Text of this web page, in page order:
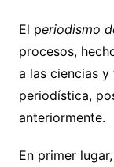
El periodismo
procesos,
a las ciencias
periodística,
anteriormente.
En primer